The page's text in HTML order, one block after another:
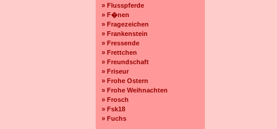
» Flusspferde
» F�nen
» Fragezeichen
» Frankenstein
» Fressende
» Frettchen
» Freundschaft
» Friseur
» Frohe Ostern
» Frohe Weihnachten
» Frosch
» Fsk18
» Fuchs